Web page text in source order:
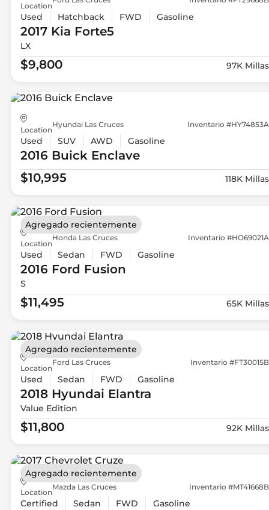
Location
Used Hatchback FWD Gasoline
2017 Kia Forte5
LX
$9,800 97K Millas
Location
Hyundai Las Cruces Inventario #HY74853A
Used SUV AWD Gasoline
2016 BuickEnclave
$10,995
118K Millas
Location
Honda Las Cruces Inventario #HO69021A
Used Sedan FWD Gasoline
2016 Ford Fusion
S
$11,495 65K Millas
Agregado recientemente
Location
Ford Las Cruces Inventario #FT30015B
Used Sedan FWD Gasoline
2018 Hyundai Elantra
Value Edition
$11,800 92K Millas
Agregado recientemente
Location
Mazda Las Cruces Inventario #MT41668B
Certified Sedan FWD Gasoline
Agregado recientemente